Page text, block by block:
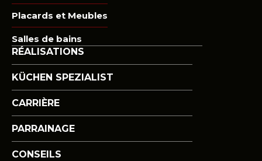
Placards et Meubles
Salles de bains
RÉALISATIONS
KÜCHEN SPEZIALIST
CARRIÈRE
PARRAINAGE
CONSEILS